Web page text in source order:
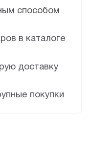
способом
в каталоге
доставку
покупки